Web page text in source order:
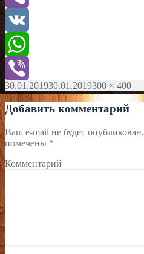
Viber
VK
WhatsApp
Viber
Опубликовано
30.01.201930.01.2019Полный
размер
300 × 400
Добавить комментарий
Ваш e-mail не будет опубликован.
помечены *
Комментарий